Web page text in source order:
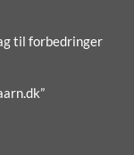
til forbedringer